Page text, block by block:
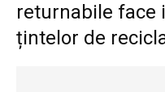
returnabile face
țintelor de